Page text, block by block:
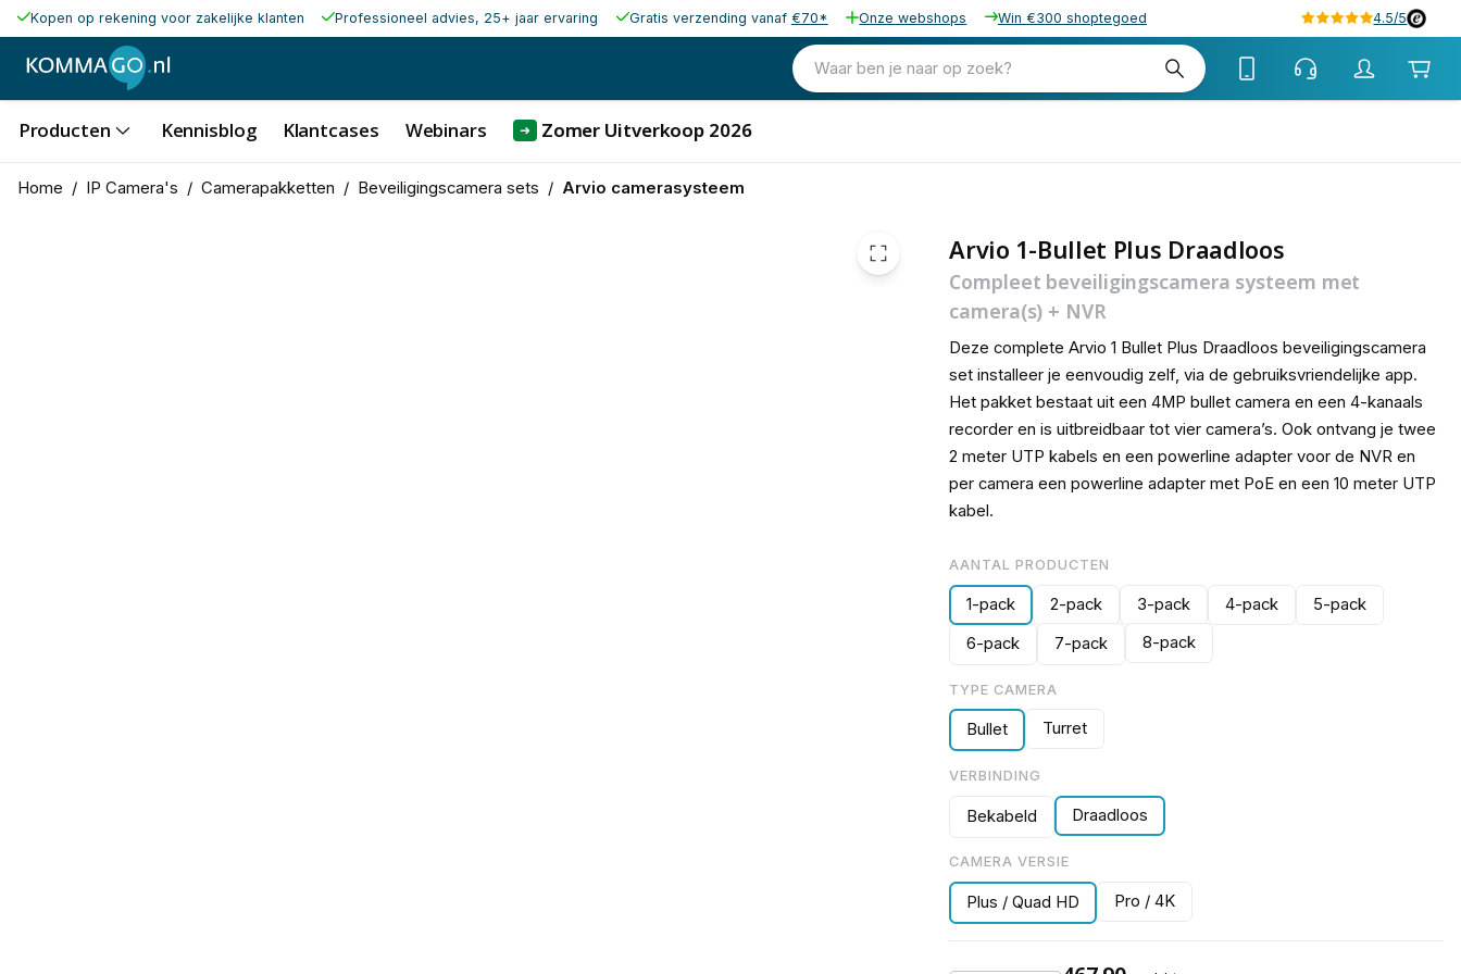
Kopen op rekening voor zakelijke klanten Professioneel advies, 25+ jaar ervaring Gratis verzending vanaf €70* Onze webshops Win €300 shoptegoed 4.5/5
Waar ben je naar op zoek?
Producten Kennisblog Klantcases Webinars ➜ Zomer Uitverkoop 2026
Home / IP Camera's / Camerapakketten / Beveiligingscamera sets / Arvio camerasysteem
Arvio 1-Bullet Plus Draadloos
Compleet beveiligingscamera systeem met
camera(s) + NVR
Deze complete Arvio 1 Bullet Plus Draadloos beveiligingscamera
set installeer je eenvoudig zelf, via de gebruiksvriendelijke app.
Het pakket bestaat uit een 4MP bullet camera en een 4-kanaals
recorder en is uitbreidbaar tot vier camera’s. Ook ontvang je twee
2 meter UTP kabels en een powerline adapter voor de NVR en
per camera een powerline adapter met PoE en een 10 meter UTP
kabel.
AANTAL PRODUCTEN
1-pack 2-pack 3-pack 4-pack
5-pack
6-pack
7-pack 8-pack
TYPE CAMERA
Bullet Turret
VERBINDING
Bekabeld Draadloos
CAMERA VERSIE
Plus / Quad HD Pro / 4K
€ 492,35